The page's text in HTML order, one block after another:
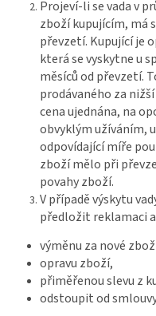
Projeví-li se vada v
zboží kupujícím, má
převzetí. Kupující je
která se vyskytne u
měsíců od převzetí.
prodávaného za
cena ujednána, na
obvyklým užíváním,
odpovídající míře
zboží mělo při
povahy zboží.
V případě výskytu
předložit reklamaci
výměnu za nové
opravu zboží,
přiměřenou slevu z
odstoupit od